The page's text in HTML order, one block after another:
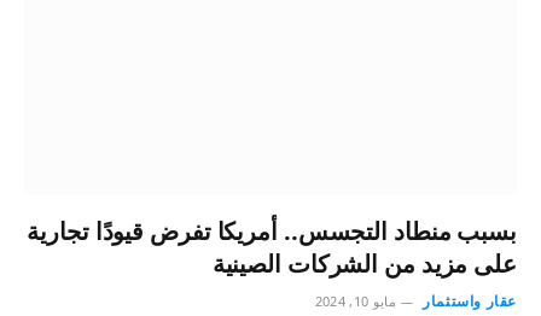
بسبب منطاد التجسس.. أمريكا تفرض قيودًا تجارية
على مزيد من الشركات الصينية
عقار واستثمار مايو 10, 2024